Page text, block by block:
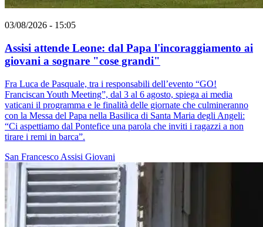
03/08/2026 - 15:05
Assisi attende Leone: dal Papa l'incoraggiamento ai
giovani a sognare "cose grandi"
Fra Luca de Pasquale, tra i responsabili dell’evento “GO!
Franciscan Youth Meeting”, dal 3 al 6 agosto, spiega ai media
vaticani il programma e le finalità delle giornate che culmineranno
con la Messa del Papa nella Basilica di Santa Maria degli Angeli:
“Ci aspettiamo dal Pontefice una parola che inviti i ragazzi a non
tirare i remi in barca”.
San Francesco Assisi Giovani